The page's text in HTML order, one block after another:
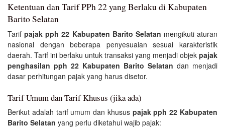
Ketentuan dan Tarif PPh 22 yang Berlaku di Kabupaten
Barito Selatan
Tarifpajak pph 22 Kabupaten Barito Selatan mengikuti aturan
nasional dengan beberapa penyesuaian sesuai karakteristik
daerah. Tarif ini berlaku untuk transaksi yang menjadi objek pajak
penghasilan pph 22 Kabupaten Barito Selatan dan menjadi
dasar perhitungan pajak yang harus disetor.
Tarif Umum dan Tarif Khusus (jika ada)
Berikut adalah tarif umum dan khusus pajak pph 22 Kabupaten
Barito Selatan yang perlu diketahui wajib pajak: